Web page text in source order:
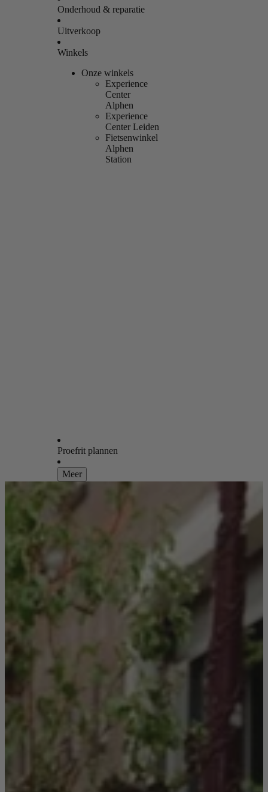
Onderhoud & reparatie
Uitverkoop
Winkels
Onze winkels
Experience
Center
Alphen
Experience
Center Leiden
Fietsenwinkel
Alphen
Station
Proefrit plannen
Meer